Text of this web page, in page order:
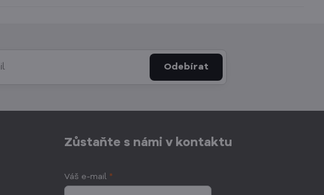
Odebírat
Zůstaňte s námi v kontaktu
Váš e-mail *